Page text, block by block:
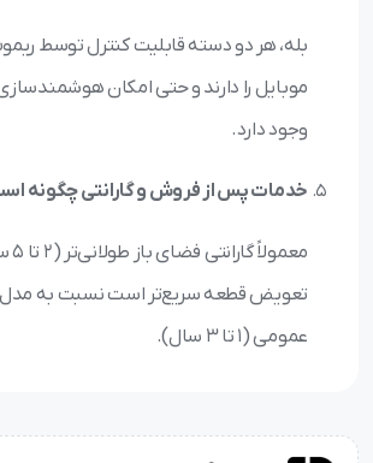
بله، هر دو دسته قابلیت کنترل توسط
موبایل را دارند و حتی امکان
وجود دارد.
خدمات پس از فروش و گارانتی چگونه
تعویض قطعه سریع‌تر است نسبت به
عمومی (۱ تا ۳ سال).